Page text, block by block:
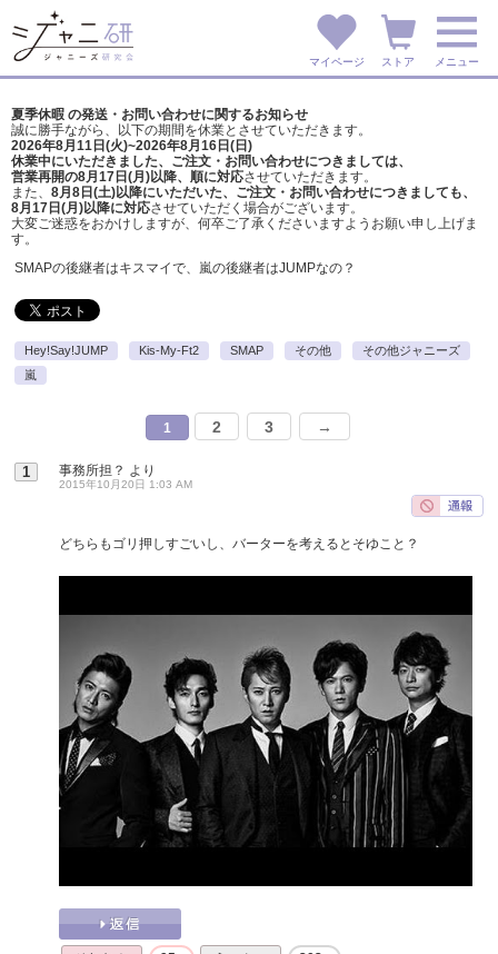
マイページ ストア メニュー
夏季休暇 の発送・お問い合わせに関するお知らせ
誠に勝手ながら、以下の期間を休業とさせていただきます。
2026年8月11日(火)~2026年8月16日(日)
休業中にいただきました、ご注文・お問い合わせにつきましては、
営業再開の8月17日(月)以降、順に対応させていただきます。
また、 8月8日(土)以降にいただいた、ご注文・ お問い合わせにつきましても、
8月17日(月)以降に対応させていただく場合がございます。
大変ご迷惑をおかけしますが、 何卒ご了承くださいますようお願い申し上げま
す。
SMAPの後継者はキスマイで、嵐の後継者はJUMPなの？
Hey!Say!JUMP Kis-My-Ft2 SMAP その他
その他ジャニーズ
嵐
1 2 3 →
1 事務所担？ より
2015年10月20日 1:03 AM
どちらもゴリ押しすごいし、バーターを考えるとそゆこと？